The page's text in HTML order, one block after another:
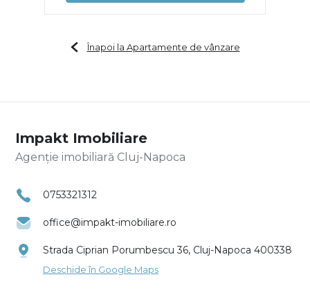
Înapoi la Apartamente de vânzare
Impakt Imobiliare
Agenție imobiliară Cluj-Napoca
0753321312
office@impakt-imobiliare.ro
Strada Ciprian Porumbescu 36, Cluj-Napoca 400338
Deschide în Google Maps